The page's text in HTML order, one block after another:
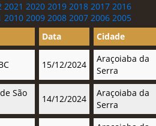
2021 2020 2019 2018 2017 2016
2010 2009 2008 2007 2006 2005
Data Cidade
15/12/2024
Araçoiaba da
Serra
São
14/12/2024
Araçoiaba da
Serra